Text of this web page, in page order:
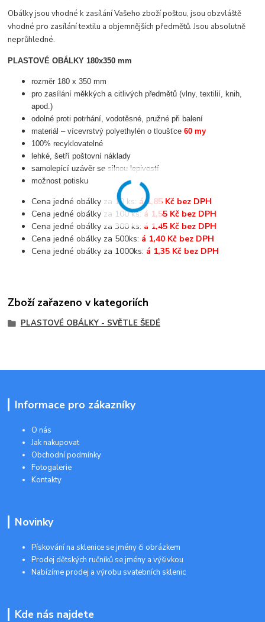
Obálky jsou vhodné k zasílání Vašeho zboží poštou, jsou obzvláště
vhodné pro zasílání textilu a objemnějších předmětů. Jsou absolutně
neprůhledné.
PLASTOVÉ OBÁLKY 180x350 mm
rozměr 180 x 350 mm
pro zasílání měkkých a citlivých předmětů (vlny, textilií, knih,
apod.)
odolné proti potrhání, vodotěsné, pružné při balení
materiál – vícevrstvý polyethylén o tloušťce60 my
100% recyklovatelné
lehké, šetří poštovní náklady
samolepící uzávěr se silnou lepivostí
možnost potisku
Cena jedné obálky za 10 ks: á 1,85 Kč bez DPH
Cena jedné obálky za 100 ks: á 1,55 Kč bez DPH
Cena jedné obálky za 300 ks: á 1,45 Kč bez DPH
Cena jedné obálky za 500ks: á 1,40 Kč bez DPH
Cena jedné obálky za 1000ks: á 1,35 Kč bez DPH
Zboží zařazeno v kategoriích
PLASTOVÉ OBÁLKY - SVĚTLE ŠEDÉ
Informace pro zákazníky
O nás
Jak nakupovat
Obchodní podmínky
Fotogalerie
Kontakty
Novinky
Pískování na sklenice se jmény či obrázkem
Prodej dětských ručníků se jmény a výšivkou
Nabízíme prodej a výrobu svatebních sklenic
Kde nás najdete